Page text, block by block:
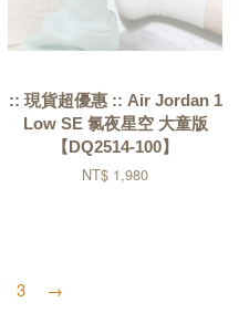
:: 現貨超優惠 :: Air Jordan 1
Low SE 氯夜星空 大童版
【DQ2514-100】
NT$ 1,980
3 →